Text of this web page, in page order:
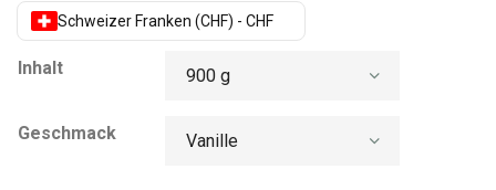
Schweizer Franken (CHF) - CHF
Inhalt
Geschmack